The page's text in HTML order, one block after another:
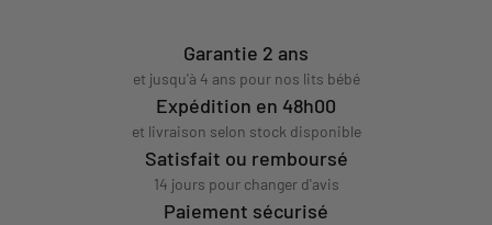
Garantie 2 ans
et jusqu'à 4 ans pour nos lits bébé
Expédition en 48h00
et livraison selon stock disponible
Satisfait ou remboursé
14 jours pour changer d'avis
Paiement sécurisé